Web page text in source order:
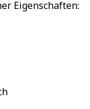
Eigenschaften: